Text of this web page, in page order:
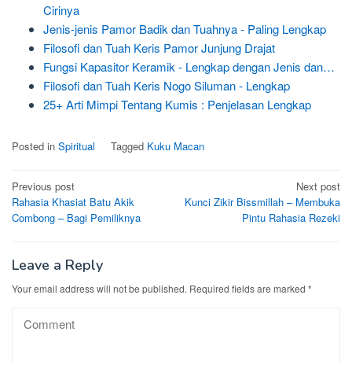
Cirinya
Jenis-jenis Pamor Badik dan Tuahnya - Paling Lengkap
Filosofi dan Tuah Keris Pamor Junjung Drajat
Fungsi Kapasitor Keramik - Lengkap dengan Jenis dan…
Filosofi dan Tuah Keris Nogo Siluman - Lengkap
25+ Arti Mimpi Tentang Kumis : Penjelasan Lengkap
Posted in Spiritual Tagged Kuku Macan
Post
navigation
Previous post
Rahasia Khasiat Batu Akik
Combong – Bagi Pemiliknya
Next post
Kunci Zikir Bissmillah – Membuka
Pintu Rahasia Rezeki
Leave a Reply
Your email address will not be published. Required fields are marked *